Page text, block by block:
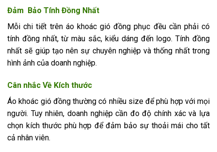
Đảm Bảo Tính Đồng Nhất
Mỗi chi tiết trên áo khoác gió đồng phục đều cần phải có
tính đồng nhất, từ màu sắc, kiểu dáng đến logo. Tính đồng
nhất sẽ giúp tạo nên sự chuyên nghiệp và thống nhất trong
hình ảnh của doanh nghiệp.
Cân nhắc Về Kích thước
Áo khoác gió đồng thường có nhiều size để phù hợp với mọi
người. Tuy nhiên, doanh nghiệp cần đo độ chính xác và lựa
chọn kích thước phù hợp để đảm bảo sự thoải mái cho tất
cả nhân viên.